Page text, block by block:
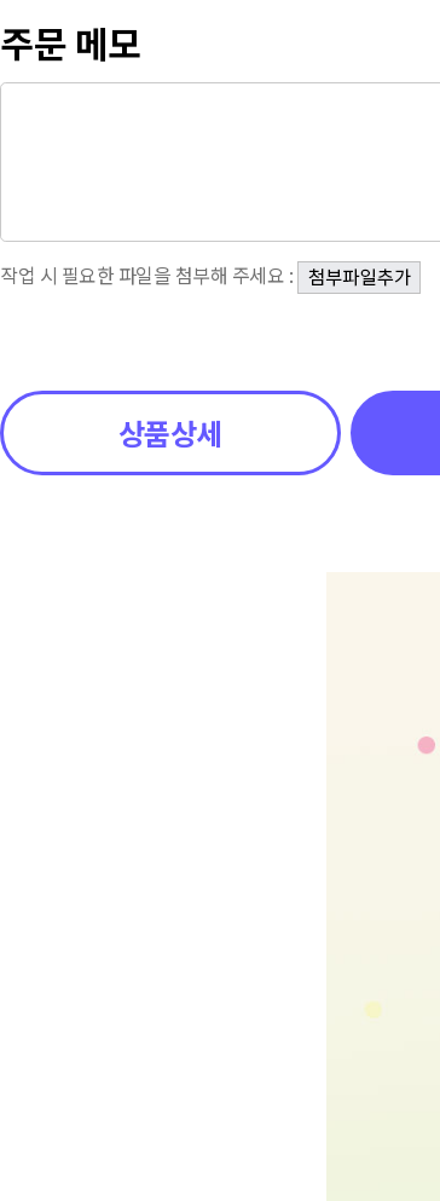
주문 메모
작업 시 필요한 파일을 첨부해 주세요 :
상품상세